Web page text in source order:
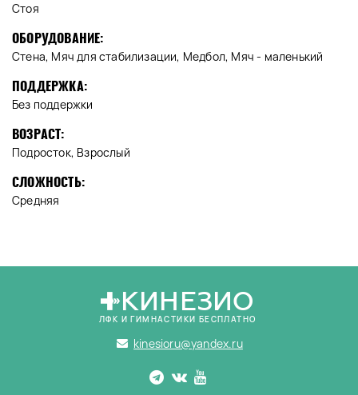
Стоя
ОБОРУДОВАНИЕ:
Стена, Мяч для стабилизации, Медбол, Мяч - маленький
ПОДДЕРЖКА:
Без поддержки
ВОЗРАСТ:
Подросток, Взрослый
СЛОЖНОСТЬ:
Средняя
КИНЕЗИО
ЛФК И ГИМНАСТИКИ БЕСПЛАТНО
kinesioru@yandex.ru